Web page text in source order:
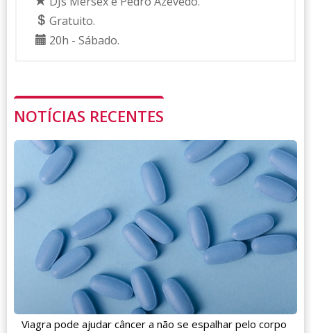
Gratuito.
20h - Sábado.
NOTÍCIAS RECENTES
Viagra pode ajudar câncer a não se espalhar pelo corpo